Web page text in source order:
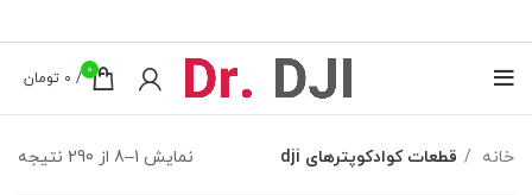
0
/
0 تومان
خانه قطعات کوادکوپترهای dji نمایش 1–8 از 290 نتیجه